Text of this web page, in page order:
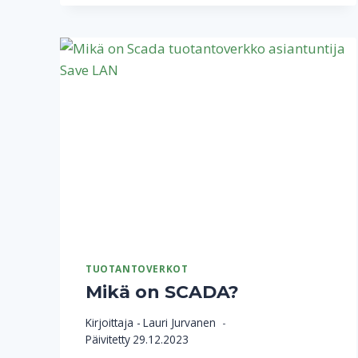
TUOTANTOVERKOT
Mikä on SCADA?
Kirjoittaja - Lauri Jurvanen
Päivitetty 29.12.2023